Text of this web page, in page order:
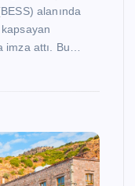
alanında
imza attı. Bu…